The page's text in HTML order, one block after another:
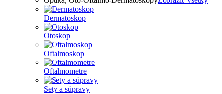
Dermatoskop
Otoskop
Oftalmoskop
Oftalmometre
Sety a súpravy